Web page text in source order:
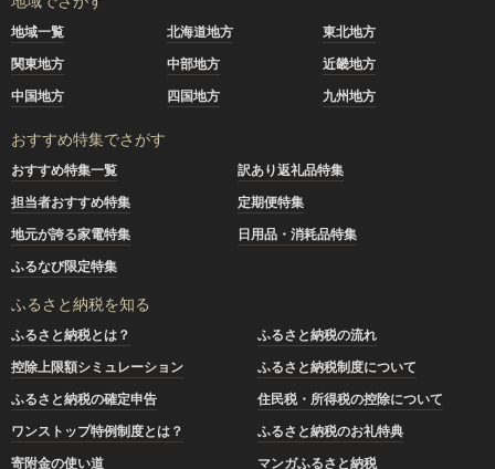
地域一覧 北海道地方
東北地方
関東地方
中部地方
近畿地方
中国地方
四国地方 九州地方
おすすめ特集でさがす
おすすめ特集一覧
訳あり返礼品特集
担当者おすすめ特集
定期便特集
地元が誇る家電特集
日用品・消耗品特集
ふるなび限定特集
ふるさと納税を知る
ふるさと納税とは？
ふるさと納税の流れ
控除上限額シミュレーション
ふるさと納税制度について
ふるさと納税の確定申告
住民税・所得税の控除について
ワンストップ特例制度とは？
ふるさと納税のお礼特典
寄附金の使い道
マンガふるさと納税